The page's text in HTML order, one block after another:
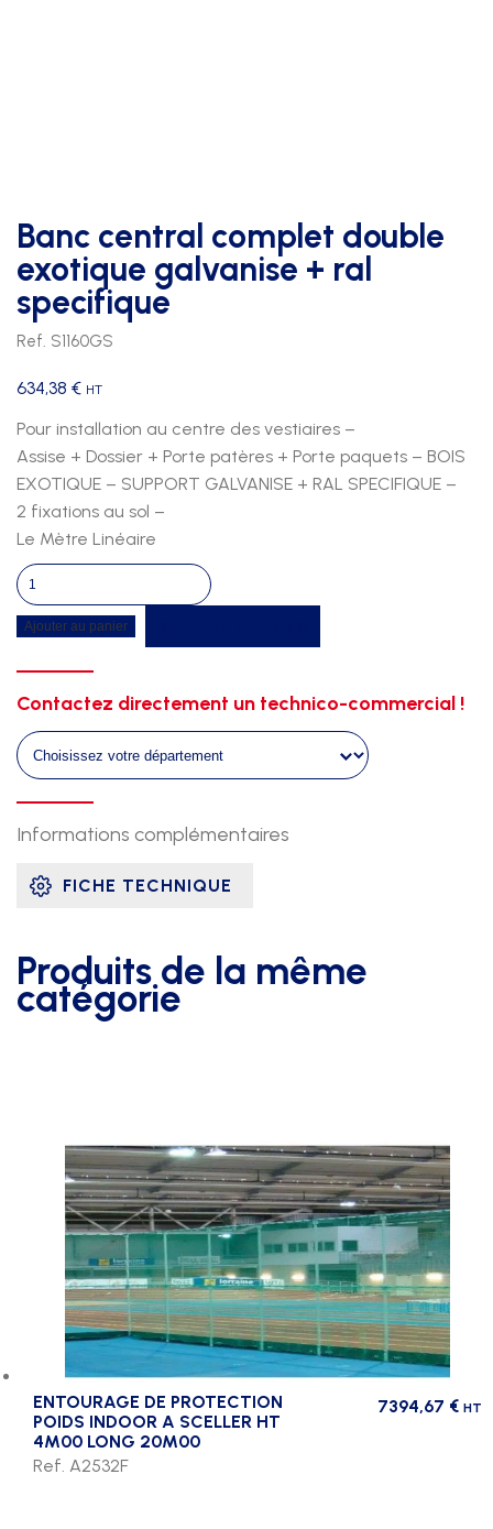
Banc central complet double
exotique galvanise + ral
specifique
Ref. S1160GS
634,38 € HT
Pour installation au centre des vestiaires –
Assise + Dossier + Porte patères + Porte paquets – BOIS
EXOTIQUE – SUPPORT GALVANISE + RAL SPECIFIQUE –
2 fixations au sol –
Le Mètre Linéaire
quantité
de
Banc
double
exotique
galvanise
+
ral
Ajouter au panier
Contactez directement un technico-commercial !
Informations complémentaires
FICHE TECHNIQUE
Produits de la même
catégorie
ENTOURAGE DE PROTECTION
POIDS INDOOR A SCELLER HT
4M00 LONG 20M00
7394,67 € HT
Ref. A2532F